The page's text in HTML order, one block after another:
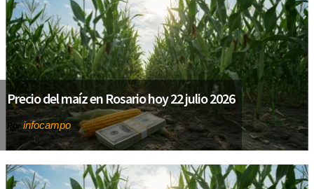
Precio del maíz en Rosario hoy 22 julio 2026
Porinfocampo